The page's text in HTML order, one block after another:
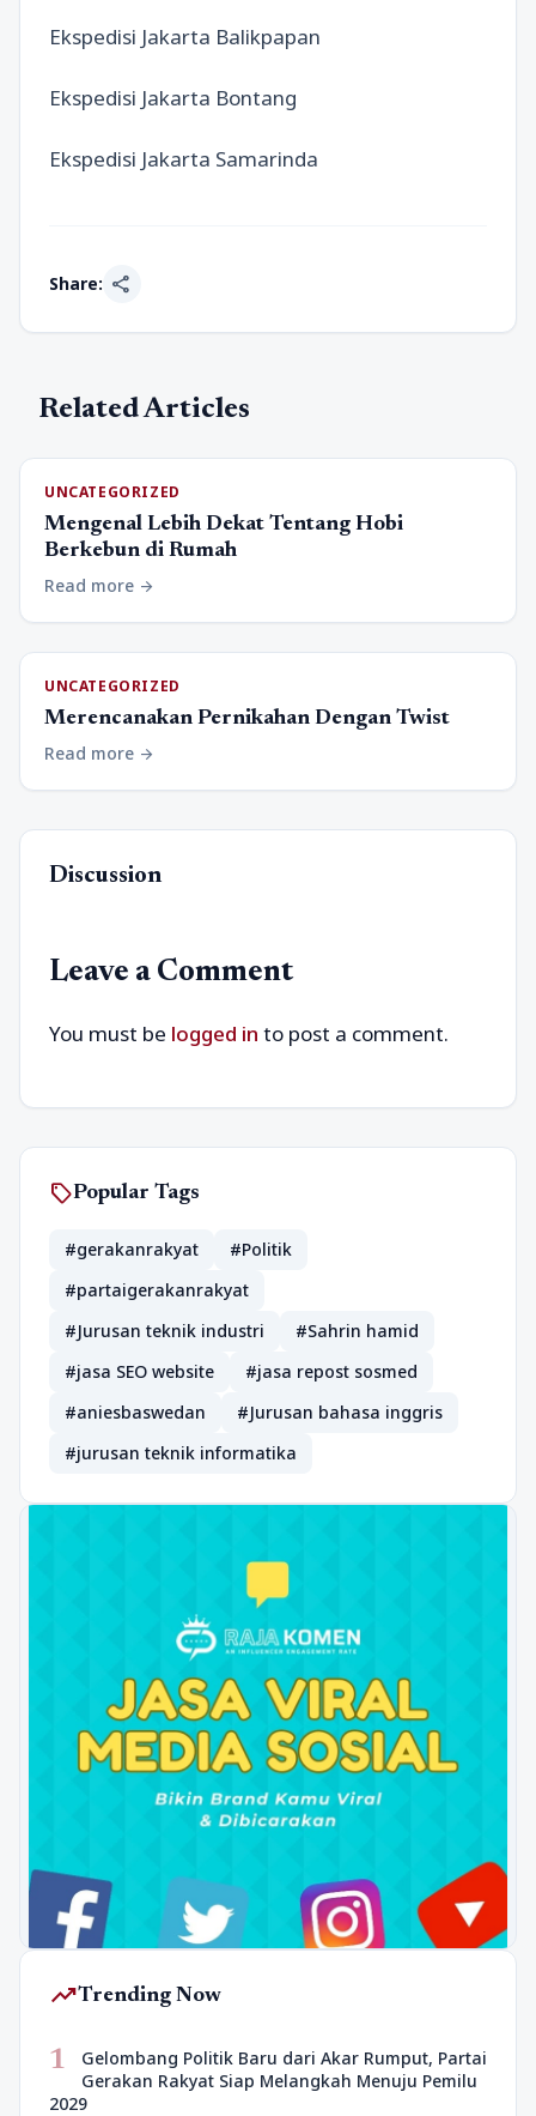
Ekspedisi Jakarta Balikpapan
Ekspedisi Jakarta Bontang
Ekspedisi Jakarta Samarinda
Share: share
Related Articles
UNCATEGORIZED
Mengenal Lebih Dekat Tentang Hobi
Berkebun di Rumah
Read more arrow_forward
UNCATEGORIZED
Merencanakan Pernikahan Dengan Twist
Read more arrow_forward
Discussion
Leave a Comment
You must be logged in to post a comment.
sellPopular Tags
#gerakanrakyat
#Politik
#partaigerakanrakyat
#Jurusan teknik industri
#Sahrin hamid
#jasa SEO website
#jasa repost sosmed
#aniesbaswedan
#Jurusan bahasa inggris
#jurusan teknik informatika
trending_upTrending Now
1
Gelombang Politik Baru dari Akar Rumput, Partai
Gerakan Rakyat Siap Melangkah Menuju Pemilu
2029